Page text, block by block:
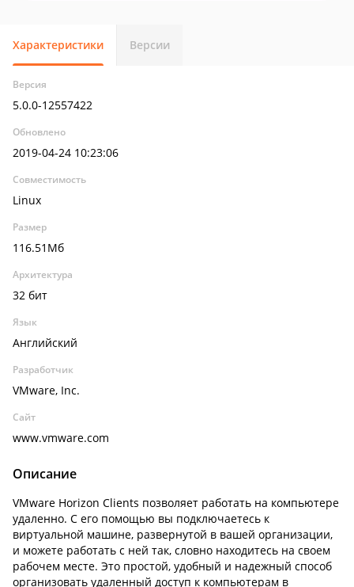
Характеристики Версии
Версия
5.0.0-12557422
Обновлено
2019-04-24 10:23:06
Совместимость
Linux
Размер
116.51Мб
Архитектура
32 бит
Язык
Английский
Разработчик
VMware, Inc.
Сайт
www.vmware.com
Описание
VMware Horizon Clients позволяет работать на компьютере
удаленно. С его помощью вы подключаетесь к
виртуальной машине, развернутой в вашей организации,
и можете работать с ней так, словно находитесь на своем
рабочем месте. Это простой, удобный и надежный способ
организовать удаленный доступ к компьютерам в